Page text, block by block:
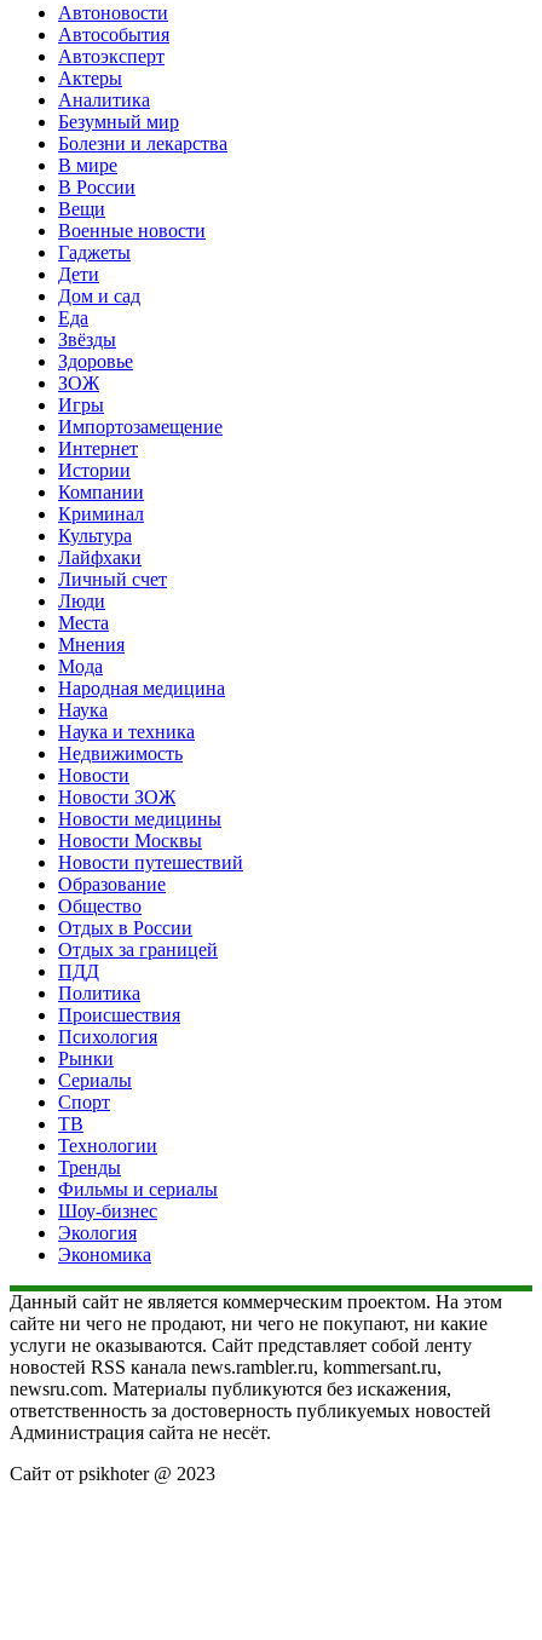
Автоновости
Автособытия
Автоэксперт
Актеры
Аналитика
Безумный мир
Болезни и лекарства
В мире
В России
Вещи
Военные новости
Гаджеты
Дети
Дом и сад
Еда
Звёзды
Здоровье
ЗОЖ
Игры
Импортозамещение
Интернет
Истории
Компании
Криминал
Культура
Лайфхаки
Личный счет
Люди
Места
Мнения
Мода
Народная медицина
Наука
Наука и техника
Недвижимость
Новости
Новости ЗОЖ
Новости медицины
Новости Москвы
Новости путешествий
Образование
Общество
Отдых в России
Отдых за границей
ПДД
Политика
Происшествия
Психология
Рынки
Сериалы
Спорт
ТВ
Технологии
Тренды
Фильмы и сериалы
Шоу-бизнес
Экология
Экономика
Данный сайт не является коммерческим проектом. На этом
сайте ни чего не продают, ни чего не покупают, ни какие
услуги не оказываются. Сайт представляет собой ленту
новостей RSS канала news.rambler.ru, kommersant.ru,
newsru.com. Материалы публикуются без искажения,
ответственность за достоверность публикуемых новостей
Администрация сайта не несёт.
Сайт от psikhoter @ 2023